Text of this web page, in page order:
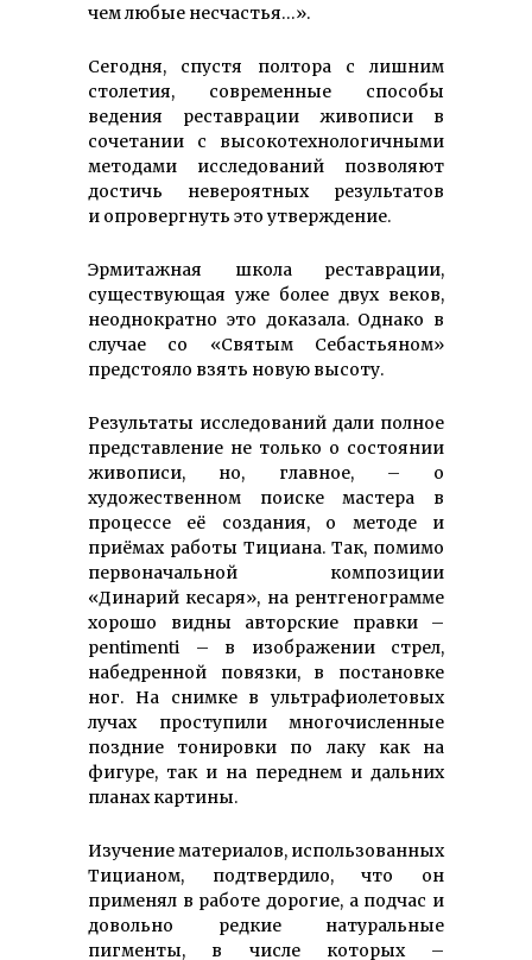
чем любые несчастья…».
Сегодня, спустя полтора с лишним
столетия, современные способы
ведения реставрации живописи в
сочетании с высокотехнологичными
методами исследований позволяют
достичь невероятных результатов
и опровергнуть это утверждение.
Эрмитажная школа реставрации,
существующая уже более двух веков,
неоднократно это доказала. Однако в
случае со «Святым Себастьяном»
предстояло взять новую высоту.
Результаты исследований дали полное
представление не только о состоянии
живописи, но, главное, – о
художественном поиске мастера в
процессе её создания, о методе и
приёмах работы Тициана. Так, помимо
первоначальной композиции
«Динарий кесаря», на рентгенограмме
хорошо видны авторские правки –
pentimenti – в изображении стрел,
набедренной повязки, в постановке
ног. На снимке в ультрафиолетовых
лучах проступили многочисленные
поздние тонировки по лаку как на
фигуре, так и на переднем и дальних
планах картины.
Изучение материалов, использо­ван­ных
Тицианом, подтвердило, что он
применял в работе дорогие, а подчас и
довольно редкие натуральные
пигменты, в числе которых –